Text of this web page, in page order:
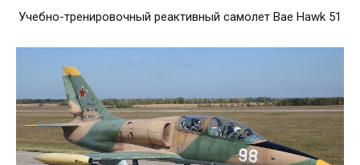
Учебно-тренировочный реактивный самолет Bae Hawk 51